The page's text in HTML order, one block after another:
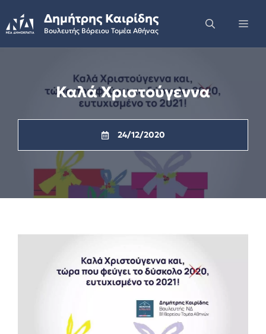
to
content
Δημήτρης Καιρίδης
Βουλευτής Βόρειου Τομέα Αθήνας
Καλά Χριστούγεννα
24/12/2020